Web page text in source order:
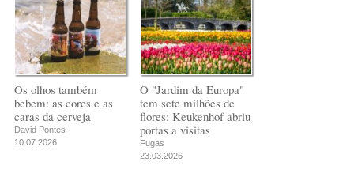
Os olhos também
bebem: as cores e as
caras da cerveja
David Pontes
10.07.2026
O "Jardim da Europa"
tem sete milhões de
flores: Keukenhof abriu
portas a visitas
Fugas
23.03.2026